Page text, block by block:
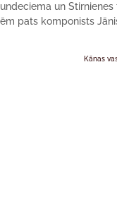
un
pats komponists
Kānas